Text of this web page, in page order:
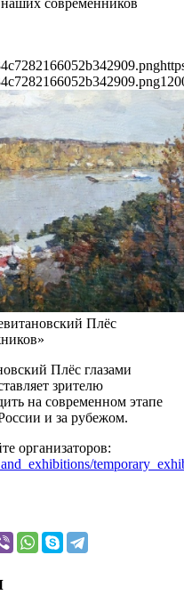
современников
Плёс
Плёс глазами
зрителю
на современном этапе
и за рубежом.
организаторов: